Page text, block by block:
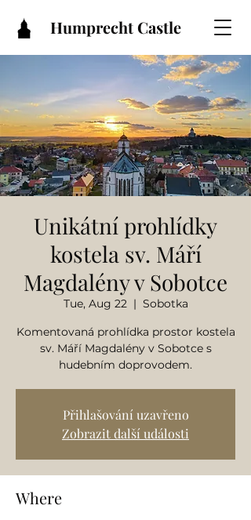
Humprecht Castle
Unikátní prohlídky
kostela sv. Máří
Magdalény v Sobotce
Tue, Aug 22
  |
Sobotka
Komentovaná prohlídka prostor kostela
sv. Máří Magdalény v Sobotce s
hudebním doprovodem.
Přihlašování uzavřeno
Zobrazit další události
Where